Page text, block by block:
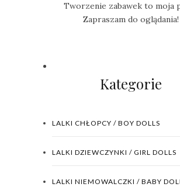
Tworzenie zabawek to moja
Zapraszam do oglądania!
Kategorie
LALKI CHŁOPCY / BOY DOLLS
LALKI DZIEWCZYNKI / GIRL DOLLS
LALKI NIEMOWALCZKI / BABY